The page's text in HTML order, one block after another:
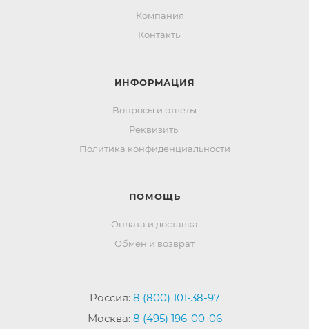
Компания
Контакты
ИНФОРМАЦИЯ
Вопросы и ответы
Реквизиты
Политика конфиденциальности
ПОМОЩЬ
Оплата и доставка
Обмен и возврат
Россия: 8 (800) 101-38-97
Москва: 8 (495) 196-00-06